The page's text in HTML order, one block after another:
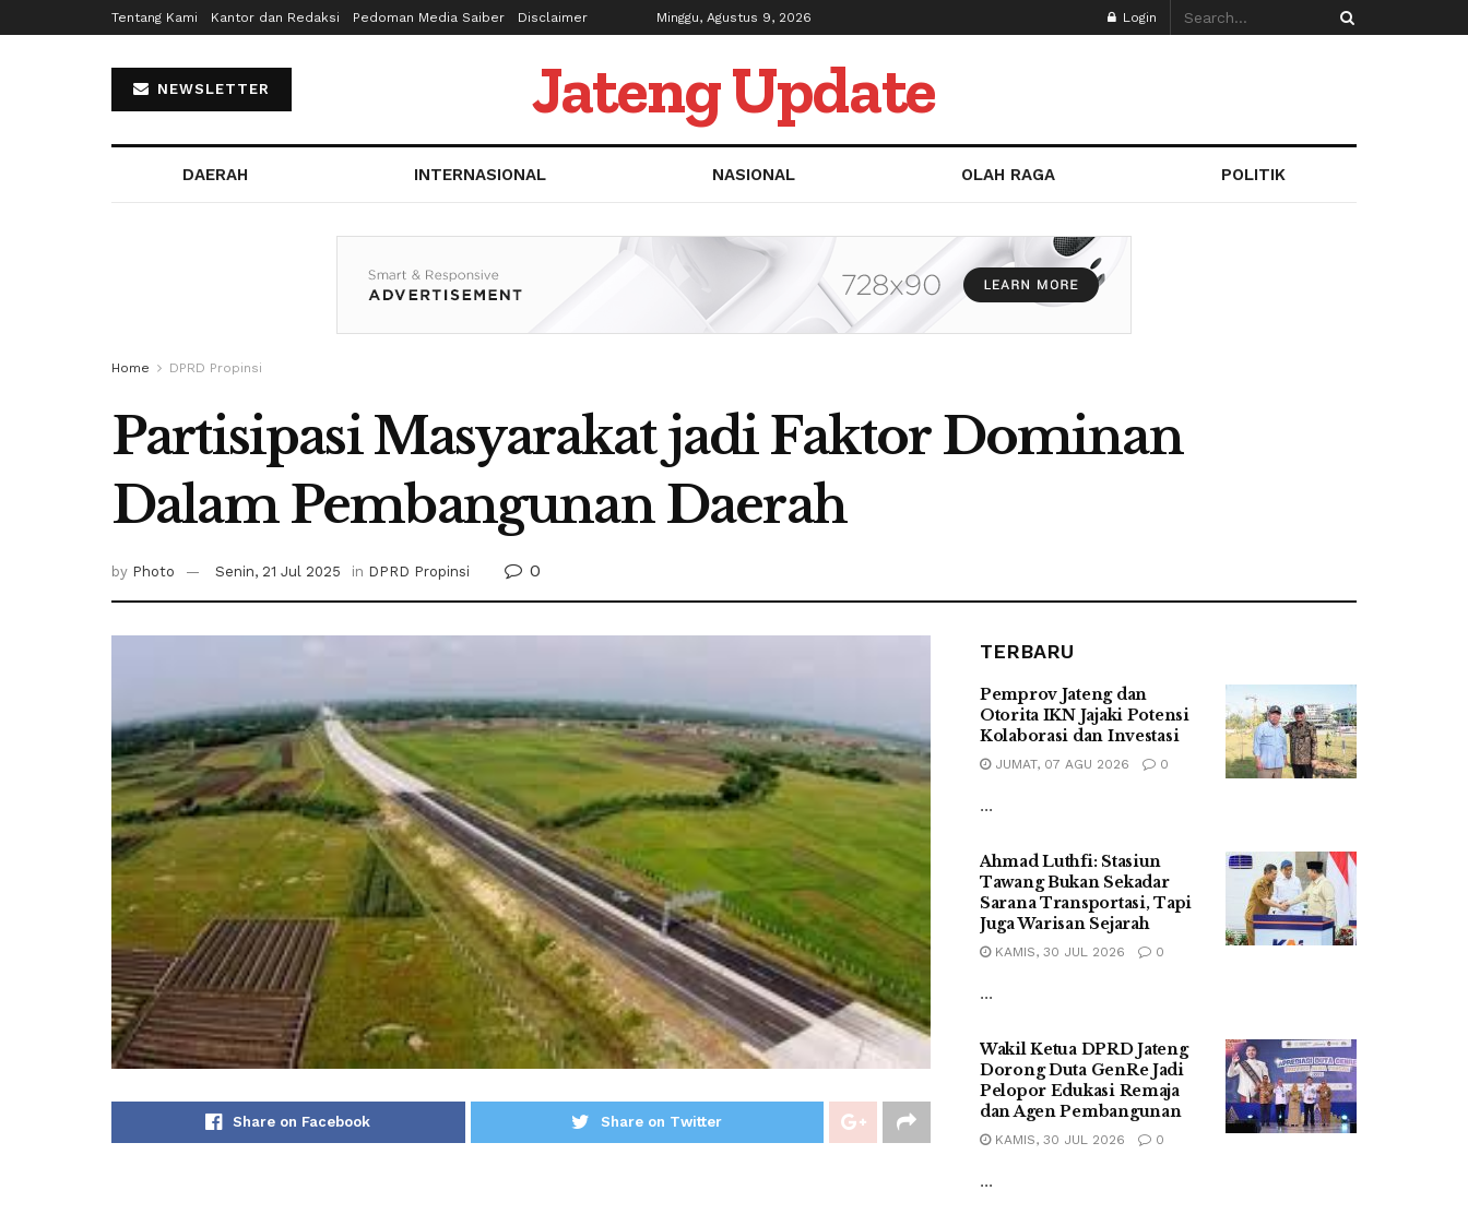
Tentang Kami Kantor dan Redaksi Pedoman Media Saiber Disclaimer Minggu, Agustus 9, 2026 Login
NEWSLETTER Jateng Update
DAERAH INTERNASIONAL NASIONAL OLAH RAGA POLITIK
Home DPRD Propinsi
Partisipasi Masyarakat jadi Faktor Dominan
Dalam Pembangunan Daerah
by Photo Senin, 21 Jul 2025 in DPRD Propinsi 0
Share on Facebook Share on Twitter
TERBARU
Pemprov Jateng dan
Otorita IKN Jajaki Potensi
Kolaborasi dan Investasi
JUMAT, 07 AGU 2026 0
...
Ahmad Luthfi: Stasiun
Tawang Bukan Sekadar
Sarana Transportasi, Tapi
Juga Warisan Sejarah
KAMIS, 30 JUL 2026 0
...
Wakil Ketua DPRD Jateng
Dorong Duta GenRe Jadi
Pelopor Edukasi Remaja
dan Agen Pembangunan
KAMIS, 30 JUL 2026 0
...